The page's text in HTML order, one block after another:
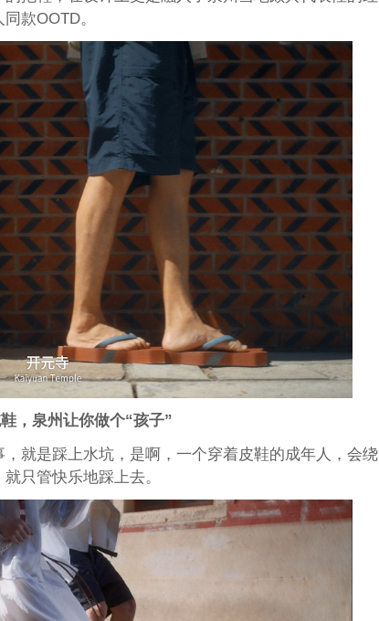
款OOTD。
，泉州让你做个“孩子”
就是踩上水坑，是啊，一个穿着皮鞋的成年人，会绕
只管快乐地踩上去。